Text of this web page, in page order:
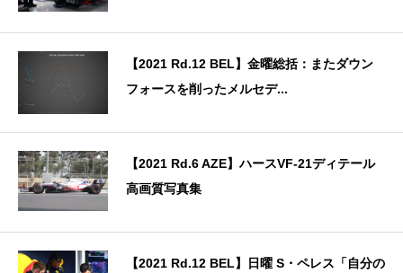
【2021 Rd.12 BEL】金曜総括：またダウン
フォースを削ったメルセデ...
【2021 Rd.6 AZE】ハースVF-21ディテール
高画質写真集
【2021 Rd.12 BEL】日曜 S・ペレス「自分の